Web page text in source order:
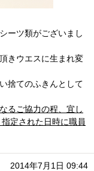
ーツ類がございまし
きウエスに生まれ変
捨てのふきんとして
るご協力の程、宜し
定された日時に職員
2014年7月1日 09:44